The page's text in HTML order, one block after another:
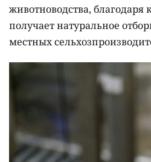
животноводства, благодаря
получает натуральное
местных